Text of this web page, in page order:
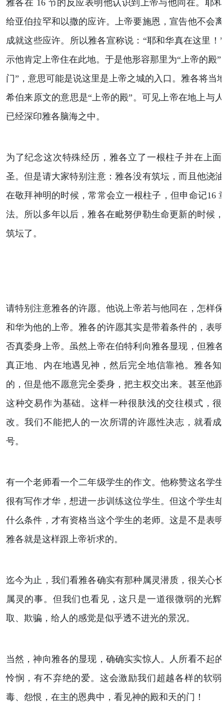
雅各在 16 节的反应表明他认识到上帝与他同在。耶
给亚伯拉罕和以撒的应许。上帝要施恩，宣告他不会
成就这些应许。所以雅各宣称说：“耶和华真在这里！
示他肯定上帝住在此地。于是他形容那里为“上帝的殿
门”，意思可能是说这里是上帝之城的入口。雅各将当
希伯来原文的意思是“上帝的殿”。可见上帝在地上与
已经深印雅各脑海之中。
为了纪念这次特殊经历，雅各立了一根柱子并在上
圣。但是请大家特别注意：雅各没有筑坛，而且他浇
在敬拜神明的时候，常常会立一根柱子，但申命记16
法。所以多年以后，雅各在毗努伊勒生命更新的时候
筑坛了。
请特别注意雅各的许愿。他说上帝若与他同在，怎样
和华为他的上帝。雅各的许愿其实是带着条件的，表
否真委身上帝。虽然上帝在伯特利向雅各显现，但雅
真正地、内在地遇见神，然后完全地信靠祂。雅各
的，但是他不愿意完全委身，把主权交出来。甚至他
这种交易作为基础。这样一种很肤浅的交往模式，
改。我们不能把人的一次所谓的许愿性决志，就看
号。
有一个老师看一个二年级学生的作文。他称赞这名学
很有写作才华，想进一步训练这位学生。但这个学生
什么条件，才有资格当这个学生的老师。这是不是表
雅各就是这样跟上帝祈求的。
迄今为止，我们看雅各确实有那种属灵潜质，很关心
属灵的事。但我们也看见，这只是一道很微弱的光
取、欺骗，给人的感觉是似乎透不进光的景况。
当然，神向雅各的显现，确确实实惊人。人所看不起
怜悯，有不弃绝的爱。这会激励我们超越各样的软
毒、怨恨，在主的恩典中，看见神的殿和天的门！